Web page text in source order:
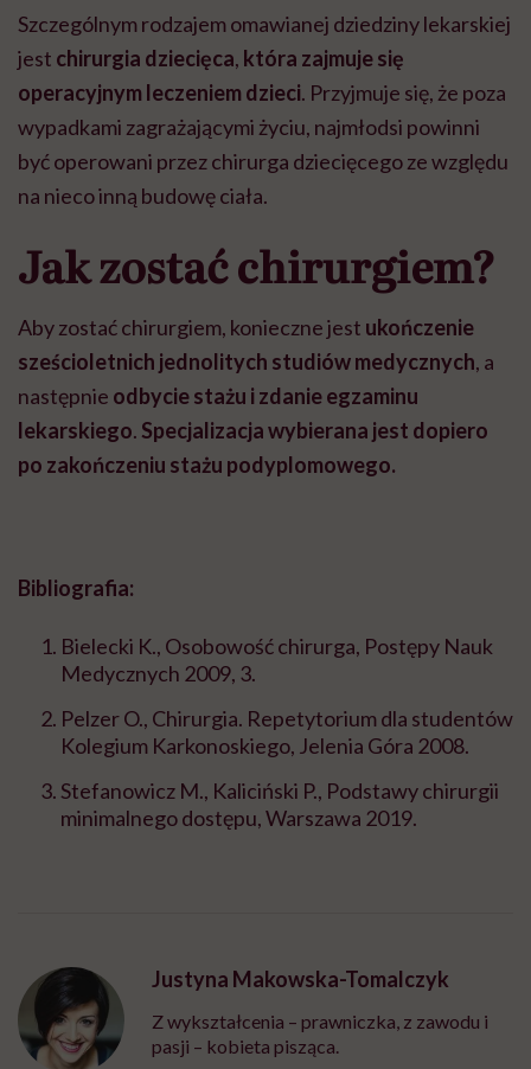
Szczególnym rodzajem omawianej dziedziny lekarskiej
jest chirurgia dziecięca, która zajmuje się
operacyjnym leczeniem dzieci. Przyjmuje się, że poza
wypadkami zagrażającymi życiu, najmłodsi powinni
być operowani przez chirurga dziecięcego ze względu
na nieco inną budowę ciała.
Jak zostać chirurgiem?
Aby zostać chirurgiem, konieczne jest ukończenie
sześcioletnich jednolitych studiów medycznych, a
następnie odbycie stażu i zdanie egzaminu
lekarskiego. Specjalizacja wybierana jest dopiero
po zakończeniu stażu podyplomowego.
Bibliografia:
Bielecki K., Osobowość chirurga, Postępy Nauk
Medycznych 2009, 3.
Pelzer O., Chirurgia. Repetytorium dla studentów
Kolegium Karkonoskiego, Jelenia Góra 2008.
Stefanowicz M., Kaliciński P., Podstawy chirurgii
minimalnego dostępu, Warszawa 2019.
Justyna Makowska-Tomalczyk
Z wykształcenia – prawniczka, z zawodu i
pasji – kobieta pisząca.